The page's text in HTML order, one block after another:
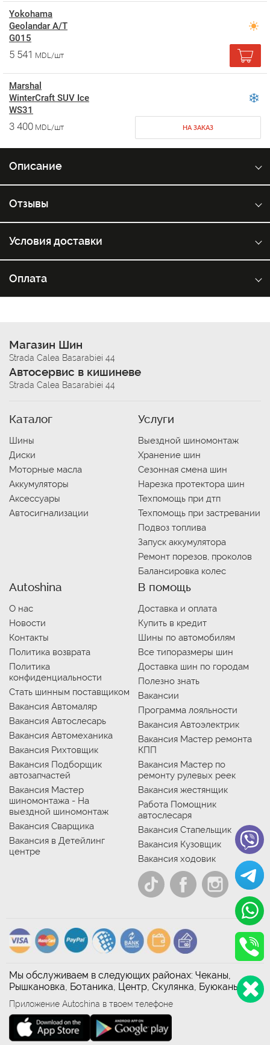
Yokohama
Geolandar A/T
G015
5 541 MDL/шт
Marshal
WinterCraft SUV Ice
WS31
3 400 MDL/шт НА ЗАКАЗ
Описание
Отзывы
Условия доставки
Оплата
Магазин Шин
Strada Calea Basarabiei 44
Автосервис в кишиневе
Strada Calea Basarabiei 44
Каталог
Шины
Диски
Моторные масла
Аккумуляторы
Аксессуары
Автосигнализации
Услуги
Выездной шиномонтаж
Хранение шин
Сезонная смена шин
Нарезка протектора шин
Техпомощь при дтп
Техпомощь при застревании
Подвоз топлива
Запуск аккумулятора
Ремонт порезов, проколов
Балансировка колес
Autoshina
О нас
Новости
Контакты
Политика возврата
Политика
конфиденциальности
Стать шинным поставщиком
Вакансия Автомаляр
Вакансия Автослесарь
Вакансия Автомеханика
Вакансия Рихтовщик
Вакансия Подборщик
автозапчастей
Вакансия Мастер
шиномонтажа - На
выездной шиномонтаж
Вакансия Сварщика
Вакансия в Детейлинг
центре
В помощь
Доставка и оплата
Купить в кредит
Шины по автомобилям
Все типоразмеры шин
Доставка шин по городам
Полезно знать
Вакансии
Программа лояльности
Вакансия Автоэлектрик
Вакансия Мастер ремонта
КПП
Вакансия Мастер по
ремонту рулевых реек
Вакансия жестянщик
Работа Помощник
автослесаря
Вакансия Стапельщик
Вакансия Кузовщик
Вакансия ходовик
Мы обслуживаем в следующих районах: Чеканы,
Рышкановка, Ботаника, Центр, Скулянка, Буюканы
Приложение Autoshina в твоем телефоне